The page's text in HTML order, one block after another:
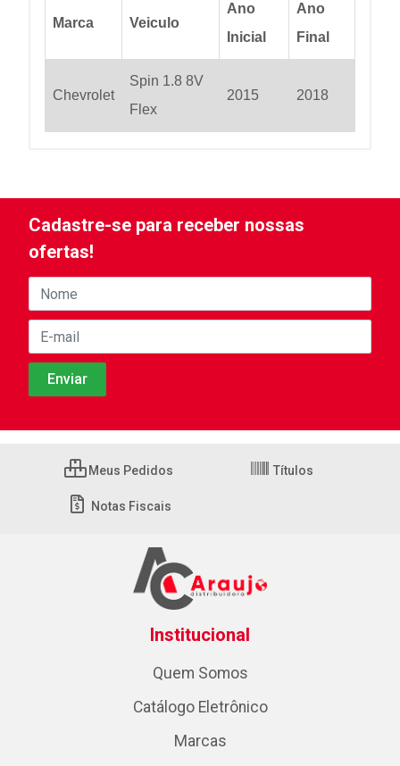
Marca Veiculo
Ano
Inicial
Ano
Final
Chevrolet
Spin 1.8 8V
Flex
2015 2018
Cadastre-se para receber nossas
ofertas!
Meus Pedidos Títulos
Notas Fiscais
Institucional
Quem Somos
Catálogo Eletrônico
Marcas